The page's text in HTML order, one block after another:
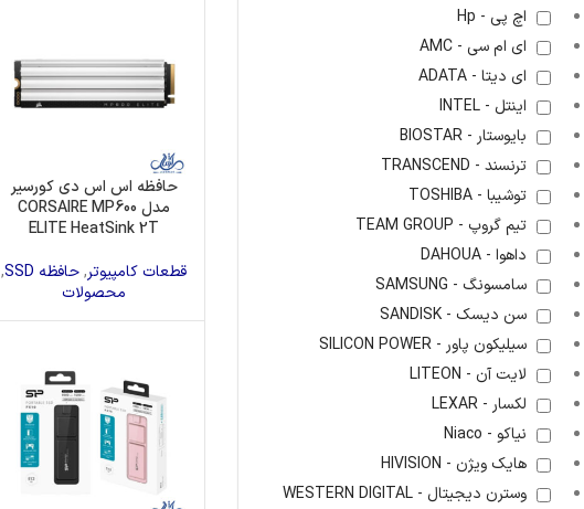
اچ پی - Hp
ای ام سی - AMC
ای دیتا - ADATA
اینتل - INTEL
بایوستار - BIOSTAR
ترنسند - TRANSCEND
توشیبا - TOSHIBA
تیم گروپ - TEAM GROUP
داهوا - DAHOUA
سامسونگ - SAMSUNG
سن دیسک - SANDISK
سیلیکون پاور - SILICON POWER
لایت آن - LITEON
لکسار - LEXAR
نیاکو - Niaco
هایک ویژن - HIVISION
وسترن دیجیتال - WESTERN DIGITAL
حافظه اس اس دی کورسیر
مدل CORSAIRE MP600
ELITE HeatSink 2T
قطعات کامپیوتر,حافظه SSD
,
محصولات